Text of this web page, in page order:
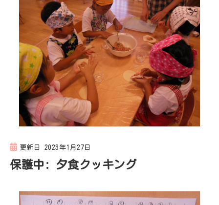
更新日 2023年1月27日
保護中: 夕食クッキング